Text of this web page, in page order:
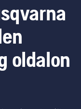
oldalon